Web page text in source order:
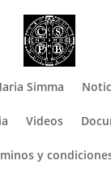
Simma
Videos
y